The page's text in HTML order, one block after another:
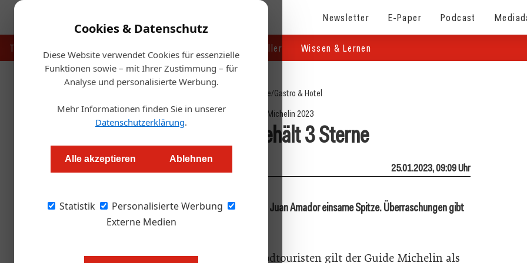
Cookies & Datenschutz
Diese Website verwendet Cookies für essenzielle
Funktionen sowie – mit Ihrer Zustimmung – für
Analyse und personalisierte Werbung.
Mehr Informationen finden Sie in unserer
Datenschutzerklärung.
Alle akzeptieren Ablehnen
Statistik
Personalisierte Werbung
Externe Medien
Newsletter E-Paper Podcast
Touristik Handel & Hersteller Wissen & Lernen
Startseite/Gastro & Hotel
Guide Michelin 2023
Amador behält 3 Sterne
Alexander Grübling 25.01.2023, 09:09 Uhr
Auch im neuen Michelin „Main Cities“-Guide ist Juan Amador einsame Spitze. Überraschungen gibt
es aber auch.
Für den international reisenden Foodtouristen gilt der Guide Michelin als